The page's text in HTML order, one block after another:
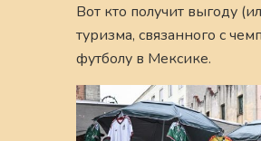
Вот кто получит выгоду
туризма, связанного с
футболу в Мексике.